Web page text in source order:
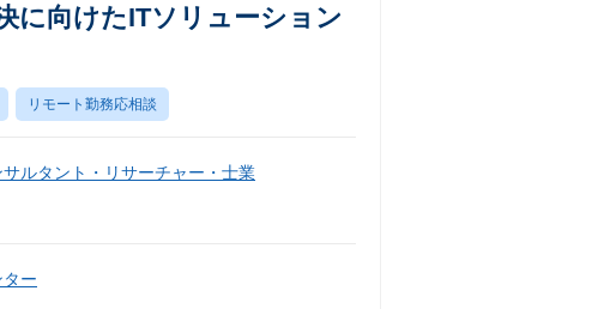
に向けたITソリューション
リモート勤務応相談
サルタント・リサーチャー・士業
ー